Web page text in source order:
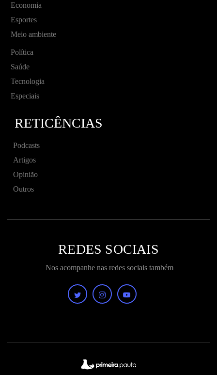
Economia
Esportes
Meio ambiente
Política
Saúde
Tecnologia
Especiais
RETICÊNCIAS
Podcasts
Artigos
Opinião
Outros
REDES SOCIAIS
Nos acompanhe nas redes sociais também